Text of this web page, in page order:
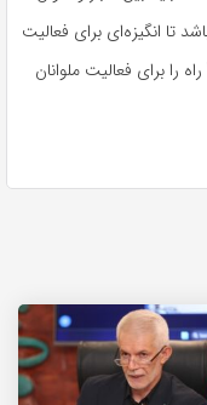
تا انگیزه‌ای برای فعالیت
را برای فعالیت ملوانان